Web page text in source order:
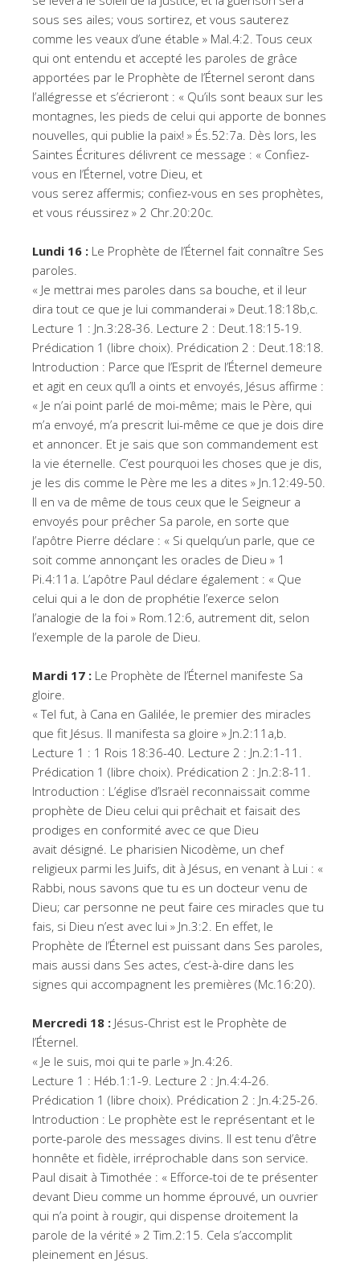
sous ses ailes; vous sortirez, et vous sauterez
comme les veaux d’une étable » Mal.4:2. Tous ceux
qui ont entendu et accepté les paroles de grâce
apportées par le Prophète de l’Éternel seront dans
l’allégresse et s’écrieront : « Qu’ils sont beaux sur les
montagnes, les pieds de celui qui apporte de bonnes
nouvelles, qui publie la paix! » És.52:7a. Dès lors, les
Saintes Écritures délivrent ce message : « Confiez-
vous en l’Éternel, votre Dieu, et
vous serez affermis; confiez-vous en ses prophètes,
et vous réussirez » 2 Chr.20:20c.
Lundi 16 : Le Prophète de l’Éternel fait connaître Ses
paroles.
« Je mettrai mes paroles dans sa bouche, et il leur
dira tout ce que je lui commanderai » Deut.18:18b,c.
Lecture 1 : Jn.3:28-36. Lecture 2 : Deut.18:15-19.
Prédication 1 (libre choix). Prédication 2 : Deut.18:18.
Introduction : Parce que l’Esprit de l’Éternel demeure
et agit en ceux qu’Il a oints et envoyés, Jésus affirme :
« Je n’ai point parlé de moi-même; mais le Père, qui
m’a envoyé, m’a prescrit lui-même ce que je dois dire
et annoncer. Et je sais que son commandement est
la vie éternelle. C’est pourquoi les choses que je dis,
je les dis comme le Père me les a dites » Jn.12:49-50.
Il en va de même de tous ceux que le Seigneur a
envoyés pour prêcher Sa parole, en sorte que
l’apôtre Pierre déclare : « Si quelqu’un parle, que ce
soit comme annonçant les oracles de Dieu » 1
Pi.4:11a. L’apôtre Paul déclare également : « Que
celui qui a le don de prophétie l’exerce selon
l’analogie de la foi » Rom.12:6, autrement dit, selon
l’exemple de la parole de Dieu.
Mardi 17 : Le Prophète de l’Éternel manifeste Sa
gloire.
« Tel fut, à Cana en Galilée, le premier des miracles
que fit Jésus. Il manifesta sa gloire » Jn.2:11a,b.
Lecture 1 : 1 Rois 18:36-40. Lecture 2 : Jn.2:1-11.
Prédication 1 (libre choix). Prédication 2 : Jn.2:8-11.
Introduction : L’église d’Israël reconnaissait comme
prophète de Dieu celui qui prêchait et faisait des
prodiges en conformité avec ce que Dieu
avait désigné. Le pharisien Nicodème, un chef
religieux parmi les Juifs, dit à Jésus, en venant à Lui : «
Rabbi, nous savons que tu es un docteur venu de
Dieu; car personne ne peut faire ces miracles que tu
fais, si Dieu n’est avec lui » Jn.3:2. En effet, le
Prophète de l’Éternel est puissant dans Ses paroles,
mais aussi dans Ses actes, c’est-à-dire dans les
signes qui accompagnent les premières (Mc.16:20).
Mercredi 18 : Jésus-Christ est le Prophète de
l’Éternel.
« Je le suis, moi qui te parle » Jn.4:26.
Lecture 1 : Héb.1:1-9. Lecture 2 : Jn.4:4-26.
Prédication 1 (libre choix). Prédication 2 : Jn.4:25-26.
Introduction : Le prophète est le représentant et le
porte-parole des messages divins. Il est tenu d’être
honnête et fidèle, irréprochable dans son service.
Paul disait à Timothée : « Efforce-toi de te présenter
devant Dieu comme un homme éprouvé, un ouvrier
qui n’a point à rougir, qui dispense droitement la
parole de la vérité » 2 Tim.2:15. Cela s’accomplit
pleinement en Jésus.